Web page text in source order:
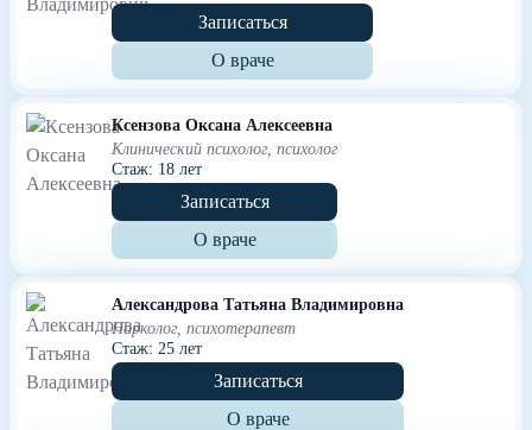
Записаться
О враче
Ксензова Оксана Алексеевна
Клинический психолог, психолог
Стаж: 18 лет
Записаться
О враче
Александрова Татьяна Владимировна
Нарколог, психотерапевт
Стаж: 25 лет
Записаться
О враче